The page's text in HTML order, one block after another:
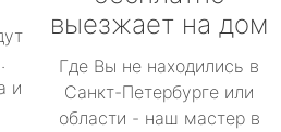
и
выезжает на дом
Где Вы не находились в
Санкт-Петербурге или
области - наш мастер в